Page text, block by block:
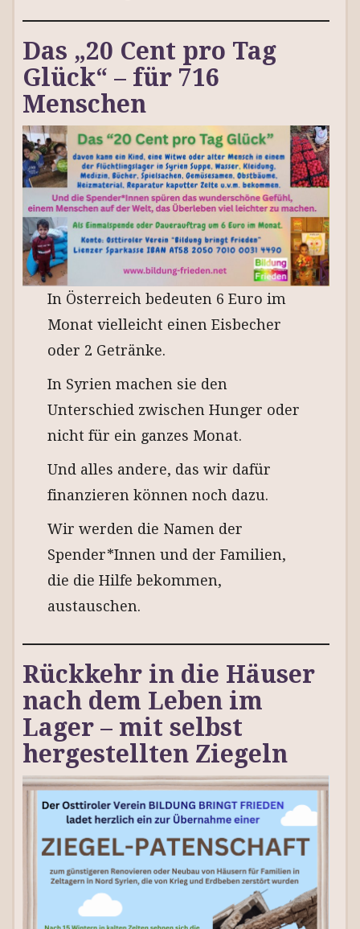
Das „20 Cent pro Tag
Glück“ – für 716
Menschen
In Österreich bedeuten 6 Euro im
Monat vielleicht einen Eisbecher
oder 2 Getränke.
In Syrien machen sie den
Unterschied zwischen Hunger oder
nicht für ein ganzes Monat.
Und alles andere, das wir dafür
finanzieren können noch dazu.
Wir werden die Namen der
Spender*Innen und der Familien,
die die Hilfe bekommen,
austauschen.
Rückkehr in die Häuser
nach dem Leben im
Lager – mit selbst
hergestellten Ziegeln